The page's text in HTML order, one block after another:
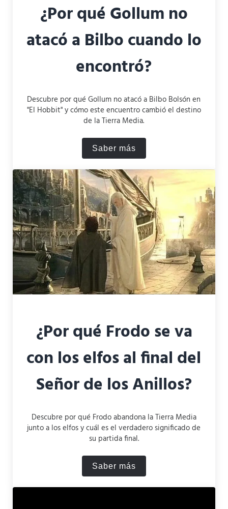
¿Por qué Gollum no
atacó a Bilbo cuando lo
encontró?
Descubre por qué Gollum no atacó a Bilbo Bolsón en
"El Hobbit" y cómo este encuentro cambió el destino
de la Tierra Media.
Saber más¿Por qué Gollum no atacó
¿Por qué Frodo se va
con los elfos al final del
Señor de los Anillos?
Descubre por qué Frodo abandona la Tierra Media
junto a los elfos y cuál es el verdadero significado de
su partida final.
Saber más¿Por qué Frodo se va con